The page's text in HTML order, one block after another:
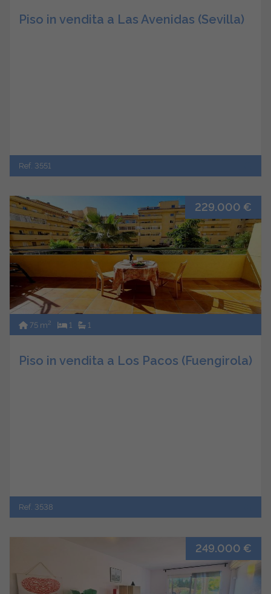
Piso in vendita a Las Avenidas (Sevilla)
Ref. 3551
229.000 €
75 m2 1 1
Piso in vendita a Los Pacos (Fuengirola)
Ref. 3538
249.000 €